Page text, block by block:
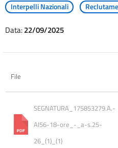
Interpelli Nazionali
Data:22/09/2025
File
SEGNATURA_175853279.A.-
AI56-18-ore_-_a-s.25-
26_(1)_(1)